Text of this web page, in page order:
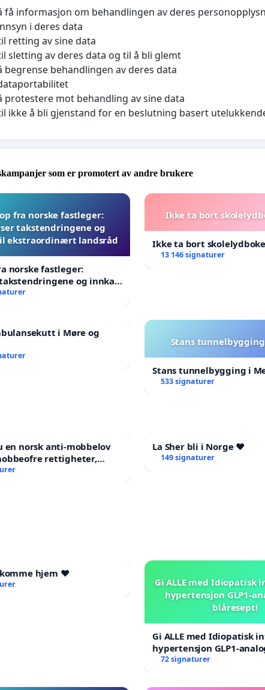
få informasjon om behandlingen av deres
i deres data
retting av sine data
sletting av deres data og til å bli glemt
begrense behandlingen av deres data
protestere mot behandling av sine data
ikke å bli gjenstand for en beslutning basert
som er promotert av andre brukere
fra norske fastleger:
takstendringene og
ekstraordinært landsråd
norske fastleger:
og innkall
landsråd
Ikke ta bort
Ikke ta bort
13 146 signaturer
i Møre og
Stans
Stans tunnelbygging i
533 signaturer
en norsk anti-mobbelov
rettigheter,
og hjelp?
La Sher bli i Norge ❤️
149 signaturer
hjem ❤️
Gi ALLE med Idiopatisk
hypertensjon GLP1-
blåresept!
Gi ALLE med Idiopatisk
hypertensjon GLP1-
blåresept!
72 signaturer